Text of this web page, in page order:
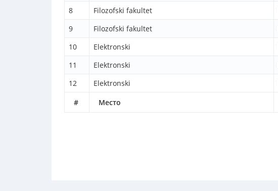
# Место
8
Filozofski fakultet
9
Filozofski fakultet
10
Elektronski
11
Elektronski
12
Elektronski